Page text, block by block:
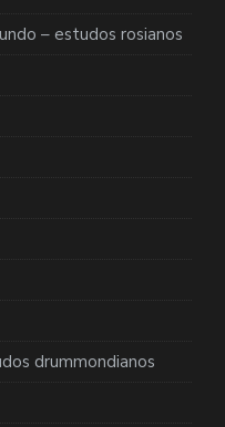
– estudos rosianos
drummondianos